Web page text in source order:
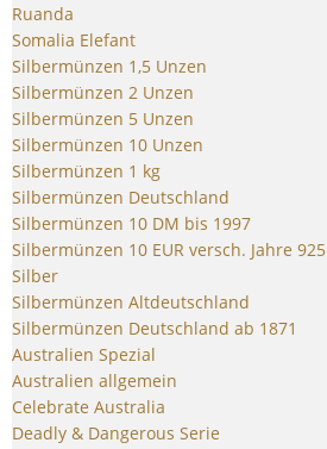
Ruanda
Somalia Elefant
Silbermünzen 1,5 Unzen
Silbermünzen 2 Unzen
Silbermünzen 5 Unzen
Silbermünzen 10 Unzen
Silbermünzen 1 kg
Silbermünzen Deutschland
Silbermünzen 10 DM bis 1997
Silbermünzen 10 EUR versch. Jahre 925
Silber
Silbermünzen Altdeutschland
Silbermünzen Deutschland ab 1871
Australien Spezial
Australien allgemein
Celebrate Australia
Deadly & Dangerous Serie